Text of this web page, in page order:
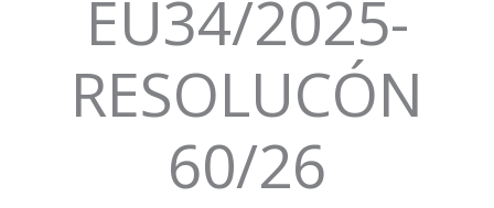
EU34/2025-
RESOLUCÓN
60/26